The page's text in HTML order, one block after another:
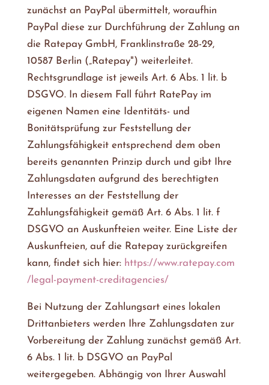
zunächst an PayPal übermittelt, woraufhin
PayPal diese zur Durchführung der Zahlung an
die Ratepay GmbH, Franklinstraße 28-29,
10587 Berlin („Ratepay") weiterleitet.
Rechtsgrundlage ist jeweils Art. 6 Abs. 1 lit. b
DSGVO. In diesem Fall führt RatePay im
eigenen Namen eine Identitäts- und
Bonitätsprüfung zur Feststellung der
Zahlungsfähigkeit entsprechend dem oben
bereits genannten Prinzip durch und gibt Ihre
Zahlungsdaten aufgrund des berechtigten
Interesses an der Feststellung der
Zahlungsfähigkeit gemäß Art. 6 Abs. 1 lit. f
DSGVO an Auskunfteien weiter. Eine Liste der
Auskunfteien, auf die Ratepay zurückgreifen
kann, findet sich hier: https://www.ratepay.com
/legal-payment-creditagencies/
Bei Nutzung der Zahlungsart eines lokalen
Drittanbieters werden Ihre Zahlungsdaten zur
Vorbereitung der Zahlung zunächst gemäß Art.
6 Abs. 1 lit. b DSGVO an PayPal
weitergegeben. Abhängig von Ihrer Auswahl